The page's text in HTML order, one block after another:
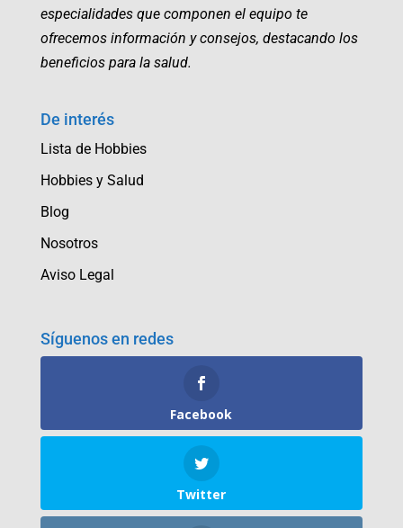
especialidades que componen el equipo te
ofrecemos información y consejos, destacando los
beneficios para la salud.
De interés
Lista de Hobbies
Hobbies y Salud
Blog
Nosotros
Aviso Legal
Síguenos en redes
Facebook
Twitter